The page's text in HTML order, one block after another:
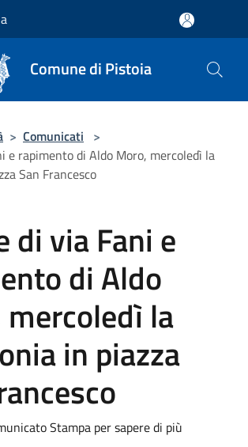
Comune di Pistoia
> Comunicati >
e rapimento di Aldo Moro, mercoledì la
San Francesco
di via Fani e
di Aldo
la
in piazza
Stampa per sapere di più